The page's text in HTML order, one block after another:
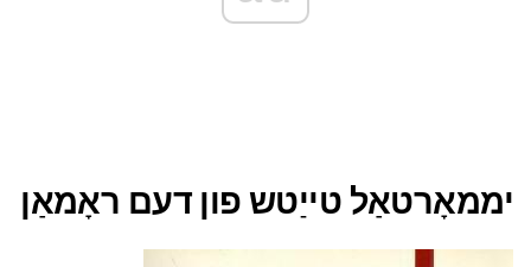
יממאָרטאַל טייַטש פון דעם ראָמאַן